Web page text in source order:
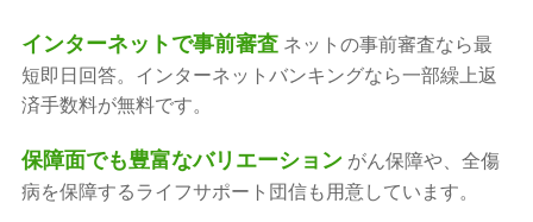
インターネットで事前審査 ネットの事前審査なら最
短即日回答。インターネットバンキングなら一部繰上返
済手数料が無料です。
保障面でも豊富なバリエーション がん保障や、全傷
病を保障するライフサポート団信も用意しています。